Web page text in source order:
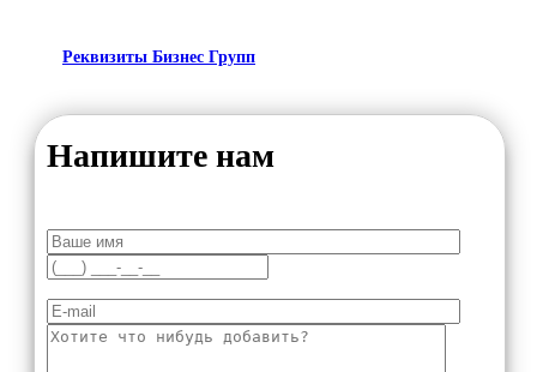
Реквизиты Бизнес Групп
Напишите нам